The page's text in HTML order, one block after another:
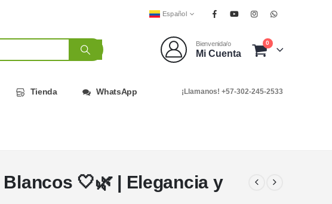
Español
Bienvenida/o
Mi Cuenta
0
Tienda WhatsApp ¡Llamanos! +57-302-245-2533
🤍🌿 | Elegancia y